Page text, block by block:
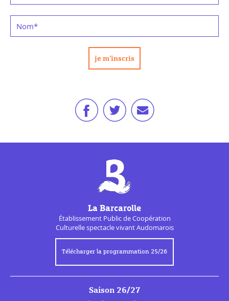
Nom*
La Barcarolle
Établissement Public deCoopération
Culturellespectacle vivant Audomarois
Télécharger la programmation 25/26
Saison 26/27